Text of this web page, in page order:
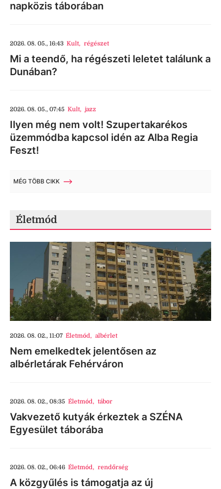
napközis táborában
2026. 08. 05., 16:43 Kult, régészet
Mi a teendő, ha régészeti leletet találunk a
Dunában?
2026. 08. 05., 07:45 Kult, jazz
Ilyen még nem volt! Szupertakarékos
üzemmódba kapcsol idén az Alba Regia
Feszt!
MÉG TÖBB CIKK
Életmód
2026. 08. 02., 11:07 Életmód, albérlet
Nem emelkedtek jelentősen az
albérletárak Fehérváron
2026. 08. 02., 08:35 Életmód, tábor
Vakvezető kutyák érkeztek a SZÉNA
Egyesület táborába
2026. 08. 02., 06:46 Életmód, rendőrség
A közgyűlés is támogatja az új